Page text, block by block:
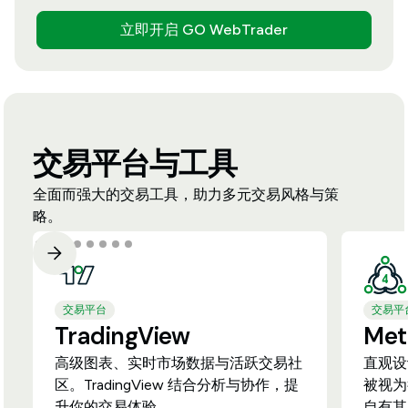
立即开启 GO WebTrader
交易平台与工具
全面而强大的交易工具，助力多元交易风格与策
略。
交易平台
TradingView
高级图表、实时市场数据与活跃交易社
区。TradingView 结合分析与协作，提
交易平
直观
被视